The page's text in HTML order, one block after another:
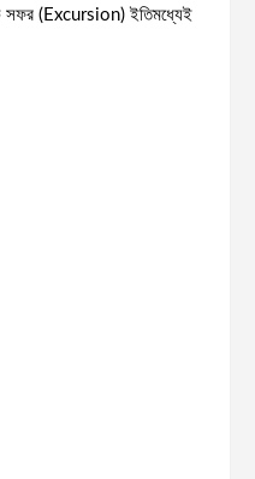
সফর (Excursion) ইতিমধ্যেই